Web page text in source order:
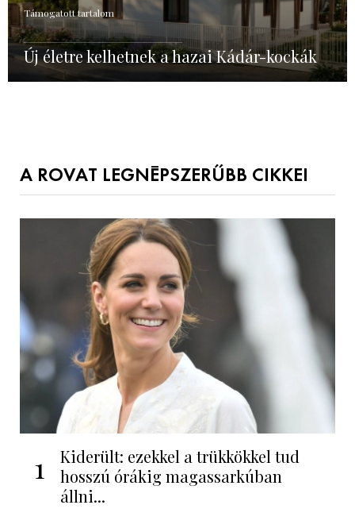
Támogatott tartalom
Új életre kelhetnek a hazai Kádár-kockák
A ROVAT LEGNÉPSZERŰBB CIKKEI
1
Kiderült: ezekkel a trükkökkel tud
hosszú órákig magassarkúban
állni...